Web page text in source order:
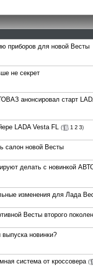
приборов для новой Весты
не секрет
анонсировал старт
LADA Vesta FL ( 1 2 3)
салон новой Весты
делать с новинкой
изменения для Лада
Весты второго
новинки?
система от кроссовера (